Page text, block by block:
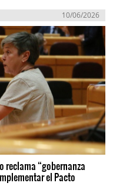
10/06/2026
reclama “gobernanza
el Pacto